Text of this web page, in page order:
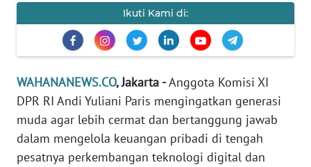
Ikuti Kami di:
WAHANANEWS.CO, Jakarta -Anggota Komisi XI
DPR RI Andi Yuliani Paris mengingatkan generasi
muda agar lebih cermat dan bertanggung jawab
dalam mengelola keuangan pribadi di tengah
pesatnya perkembangan teknologi digital dan
EDITORIAL
Informasi
INDEKS
BERITA